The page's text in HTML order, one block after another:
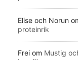
Elise och Norun
proteinrik
Frei om Mustig